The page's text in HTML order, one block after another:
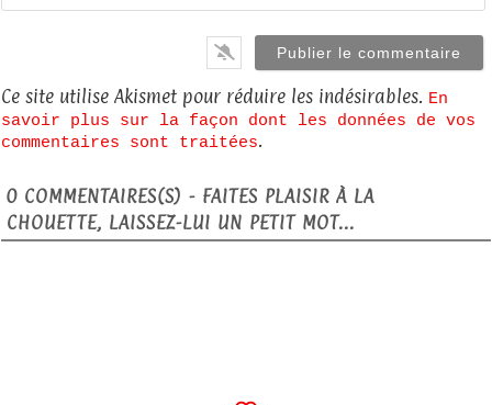
Ce site utilise Akismet pour réduire les indésirables. En
savoir plus sur la façon dont les données de vos
commentaires sont traitées.
0 COMMENTAIRES(S) - FAITES PLAISIR À LA
CHOUETTE, LAISSEZ-LUI UN PETIT MOT...